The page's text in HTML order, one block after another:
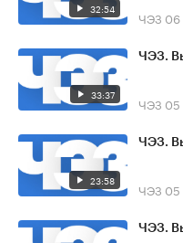
32:54 ЧЭЗ 06
33:37
ЧЭЗ.
ЧЭЗ 05
23:58
ЧЭЗ.
ЧЭЗ 05
ЧЭЗ.